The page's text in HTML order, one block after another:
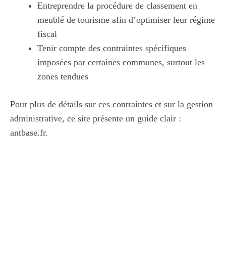
Entreprendre la procédure de classement en
meublé de tourisme afin d’optimiser leur régime
fiscal
Tenir compte des contraintes spécifiques
imposées par certaines communes, surtout les
zones tendues
Pour plus de détails sur ces contraintes et sur la gestion
administrative, ce site présente un guide clair :
antbase.fr.